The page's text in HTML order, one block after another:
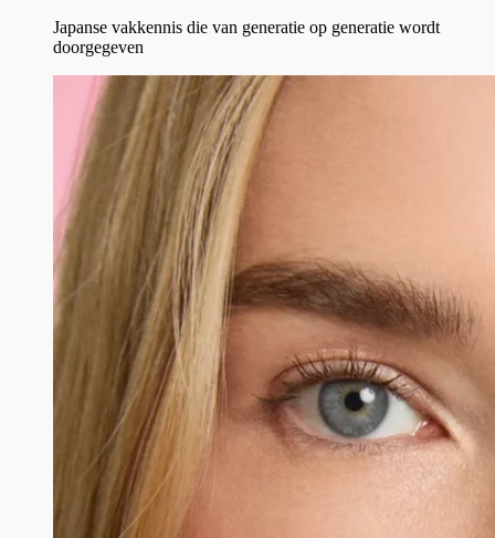
Japanse vakkennis die van generatie op generatie wordt
doorgegeven